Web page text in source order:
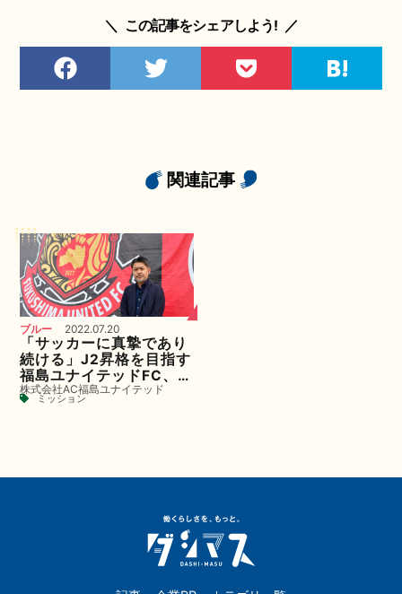
＼ この記事をシェアしよう! ／
関連記事
ブルー 2022.07.20
「サッカーに真摯であり
続ける」J2昇格を目指す
福島ユナイテッドFC、辻
上副社長の信念
株式会社AC福島ユナイテッド
ミッション